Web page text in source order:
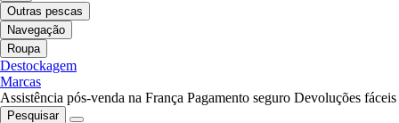
Outras pescas
Navegação
Roupa
Destockagem
Marcas
Assistência pós-venda na França Pagamento seguro Devoluções fáceis
Pesquisar